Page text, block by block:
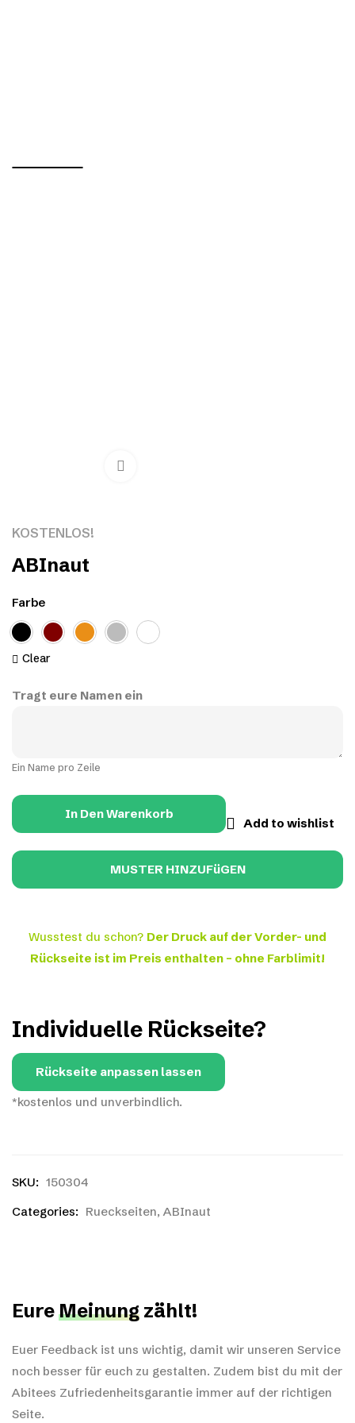
KOSTENLOS!
ABInaut
Farbe
Clear
Tragt eure Namen ein
Ein Name pro Zeile
In Den Warenkorb
Add to wishlist
Wusstest du schon? Der Druck auf der Vorder- und
Rückseite ist im Preis enthalten – ohne Farblimit!
Individuelle Rückseite?
Rückseite anpassen lassen
*kostenlos und unverbindlich.
SKU: 150304
Categories: Rueckseiten, ABInaut
EureMeinung zählt!
Euer Feedback ist uns wichtig, damit wir unseren Service
noch besser für euch zu gestalten. Zudem bist du mit der
Abitees Zufriedenheitsgarantie immer auf der richtigen
Seite.